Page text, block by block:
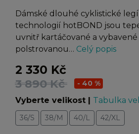
Dámské dlouhé cyklistické
technologií hotBOND jsou
uvnitř kartáčované a
polstrovanou… Celý popis
2 330 Kč
3 890 Kč - 40 %
Vyberte velikost | Tabulka
36/S 38/M 40/L 42/XL